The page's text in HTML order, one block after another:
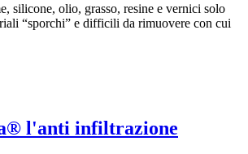
silicone, olio, grasso, resine e vernici solo
“sporchi” e difficili da rimuovere con cui
l'anti infiltrazione